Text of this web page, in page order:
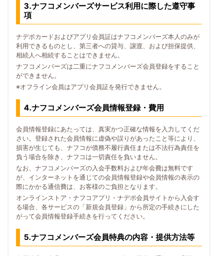
3.ナフコメンバーズサービス利用に際した遵守事
項
ナデポカードおよびアプリ会員証はナフコメンバーズ本人のみが
利用できるものとし、第三者への貸与、譲渡、および担保提供、
相続人へ相続することはできません。
ナフコメンバーズは二重にナフコメンバーズ会員登録をすること
ができません。
※オフライン会員はアプリ会員証を発行できません。
4.ナフコメンバーズ会員情報登録・費用
会員情報登録にあたっては、真実かつ正確な情報を入力してくだ
さい。登録された会員情報に虚偽や誤りがあったこと等により、
損害が生じても、ナフコが債務不履行責任または不法行為責任を
負う場合を除き、ナフコは一切責任を負いません。
なお、ナフコメンバーズの入会手数料および年会費は無料です
が、インターネットを通じての会員情報登録や会員情報の表示の
際にかかる通信費は、お客様のご負担となります。
オンラインストア・ナフコアプリ・ナデポ会員サイトから入会す
る場合、各サービスの「新規会員登録」から所定の手続きにした
がって会員情報登録手続きを行ってください。
5.ナフコメンバーズ会員特典の内容・提供方法等